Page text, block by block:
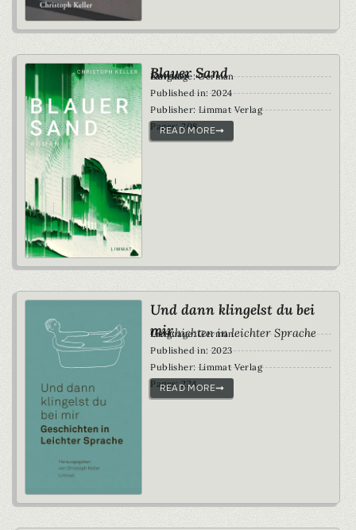
Blauer Sand
Roman
Language: German
Published in: 2024
Publisher: Limmat Verlag
Pages: 208
READ MORE
Und dann klingelst du bei
mir
Geschichten in leichter Sprache
Language: German
Published in: 2023
Publisher: Limmat Verlag
Pages: 224
READ MORE